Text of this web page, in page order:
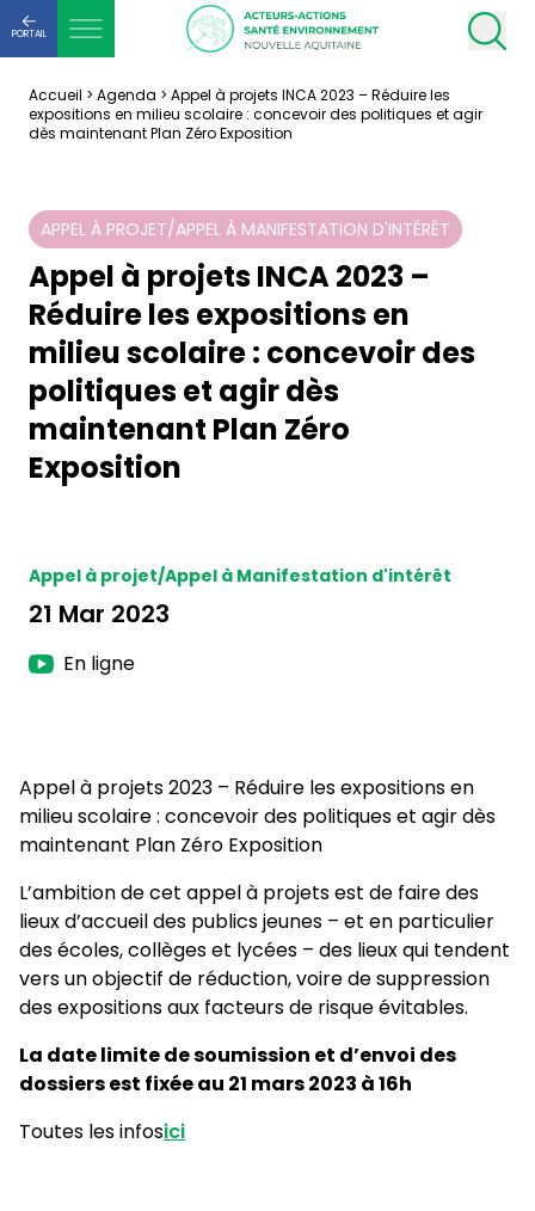
PORTAIL
Accueil > Agenda > Appel à projets INCA 2023 – Réduire les
expositions en milieu scolaire : concevoir des politiques et agir
dès maintenant Plan Zéro Exposition
APPEL À PROJET/APPEL À MANIFESTATION D'INTÉRÊT
Appel à projets INCA 2023 –
Réduire les expositions en
milieu scolaire : concevoir des
politiques et agir dès
maintenant Plan Zéro
Exposition
Appel à projet/Appel à Manifestation d'intérêt
21 Mar 2023
En ligne
Appel à projets 2023 – Réduire les expositions en
milieu scolaire : concevoir des politiques et agir dès
maintenant Plan Zéro Exposition
L’ambition de cet appel à projets est de faire des
lieux d’accueil des publics jeunes – et en particulier
des écoles, collèges et lycées – des lieux qui tendent
vers un objectif de réduction, voire de suppression
des expositions aux facteurs de risque évitables.
La date limite de soumission et d’envoi des
dossiers est fixée au 21 mars 2023 à 16h
Toutes les infosici